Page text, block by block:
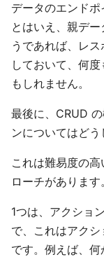
データのエンドポ
とはいえ、親デ
うであれば、レ
しておいて、何
もしれません。
最後に、CRUD
ンについてはどう
これは難易度の
ローチがあります。
1つは、アクショ
で、これはアク
です。例えば、